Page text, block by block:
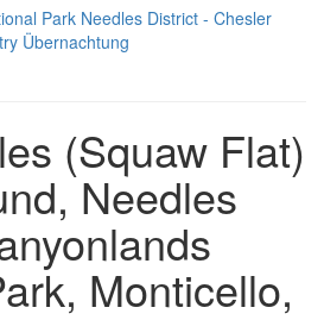
Park Needles District - Chesler
Übernachtung
(Squaw Flat)
Needles
Monticello,